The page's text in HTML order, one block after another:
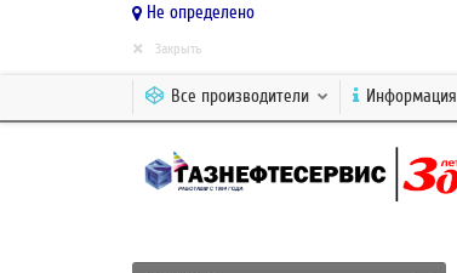
Не определено
× Закрыть
Все производители Информация